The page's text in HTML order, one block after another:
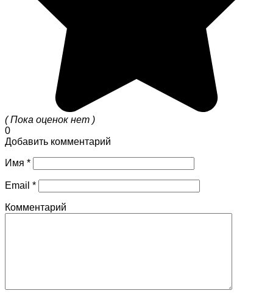
( Пока оценок нет )
0
Добавить комментарий
Имя *
Email *
Комментарий